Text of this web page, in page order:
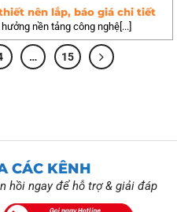
nên lắp, báo giá chi tiết
nền tảng công nghệ[...]
… 15
CÁC KÊNH
hồi ngay để hỗ trợ & giải đáp